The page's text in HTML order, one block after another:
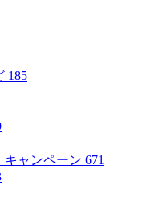
185
キャンペーン 671